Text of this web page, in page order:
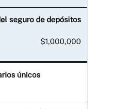
$1,000,000